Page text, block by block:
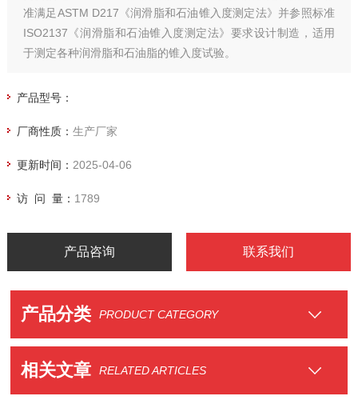
准满足ASTM D217《润滑脂和石油锥入度测定法》并参照标准
ISO2137《润滑脂和石油锥入度测定法》要求设计制造，适用
于测定各种润滑脂和石油脂的锥入度试验。
产品型号：
厂商性质： 生产厂家
更新时间： 2025-04-06
访 问 量： 1789
产品咨询 联系我们
产品分类 PRODUCT CATEGORY
相关文章 RELATED ARTICLES